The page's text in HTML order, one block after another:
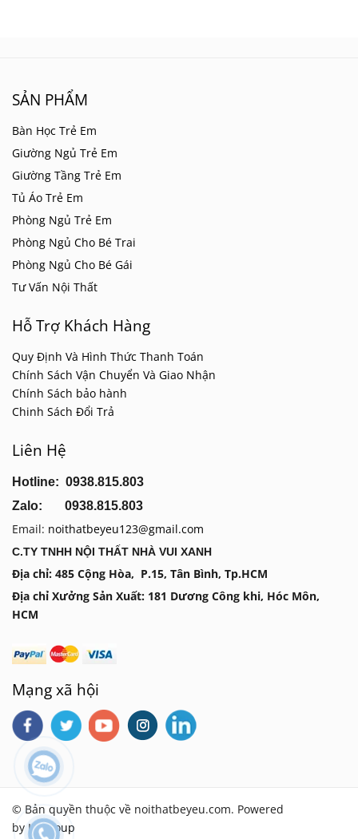
SẢN PHẨM
Bàn Học Trẻ Em
Giường Ngủ Trẻ Em
Giường Tầng Trẻ Em
Tủ Áo Trẻ Em
Phòng Ngủ Trẻ Em
Phòng Ngủ Cho Bé Trai
Phòng Ngủ Cho Bé Gái
Tư Vấn Nội Thất
Hỗ Trợ Khách Hàng
Quy Định Và Hình Thức Thanh Toán
Chính Sách Vận Chuyển Và Giao Nhận
Chính Sách bảo hành
Chinh Sách Đổi Trả
Liên Hệ
Hotline: 0938.815.803
Zalo: 0938.815.803
Email: noithatbeyeu123@gmail.com
C.TY TNHH NỘI THẤT NHÀ VUI XANH
Địa chỉ: 485 Cộng Hòa, P.15, Tân Bình, Tp.HCM
Địa chỉ Xưởng Sản Xuất: 181 Dương Công khi, Hóc Môn,
HCM
Mạng xã hội
© Bản quyền thuộc về noithatbeyeu.com. Powered
by IMGroup